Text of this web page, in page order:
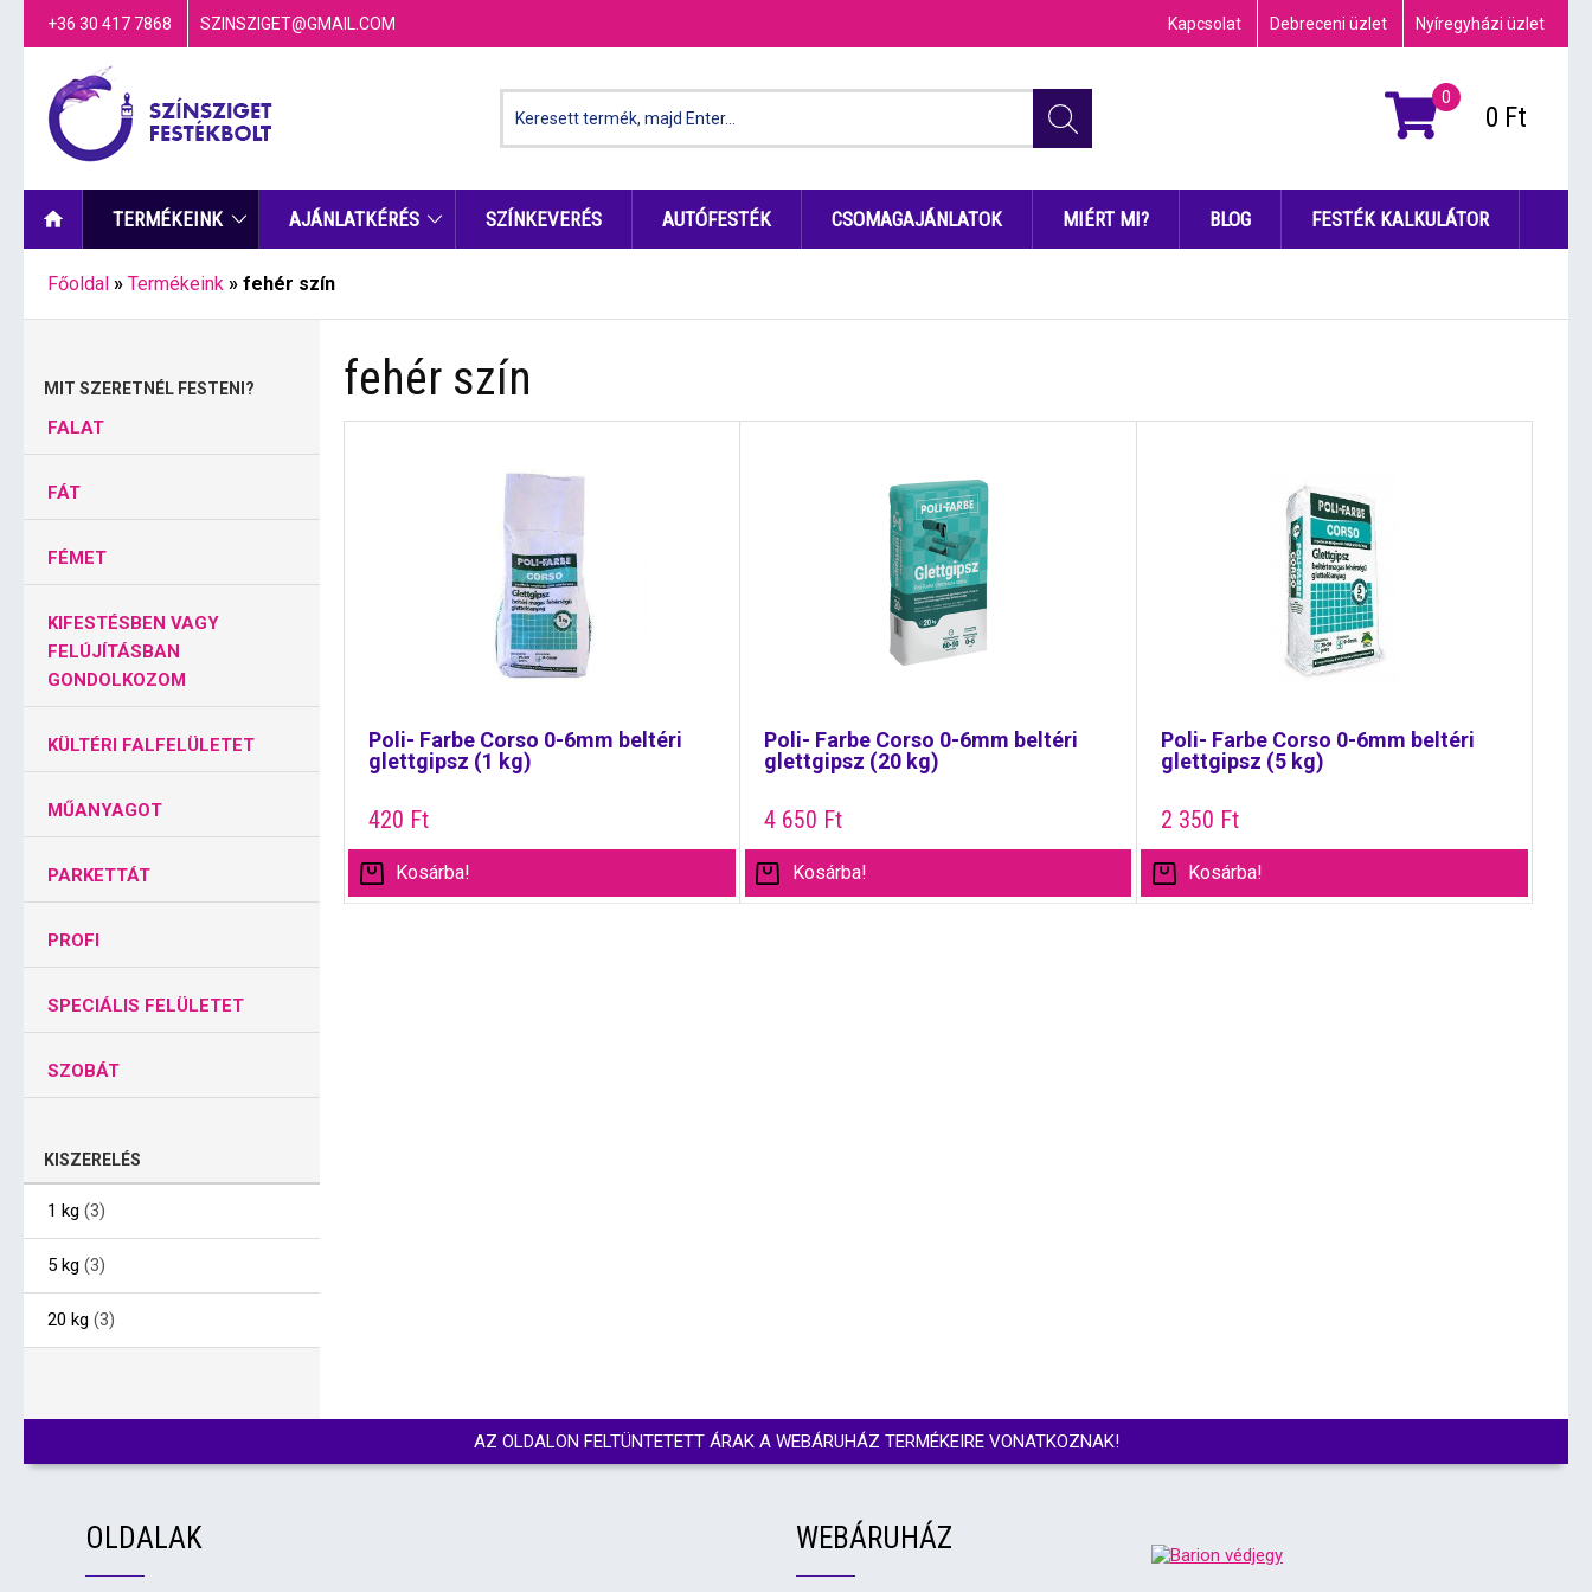
+36 30 417 7868 SZINSZIGET@GMAIL.COM Kapcsolat Debreceni üzlet Nyíregyházi üzlet
0
0 Ft
TERMÉKEINK AJÁNLATKÉRÉS SZÍNKEVERÉS AUTÓFESTÉK CSOMAGAJÁNLATOK MIÉRT MI? BLOG FESTÉK KALKULÁTOR
Főoldal » Termékeink » fehér szín
MIT SZERETNÉL FESTENI?
FALAT
FÁT
FÉMET
KIFESTÉSBEN VAGY
FELÚJÍTÁSBAN
GONDOLKOZOM
KÜLTÉRI FALFELÜLETET
MŰANYAGOT
PARKETTÁT
PROFI
SPECIÁLIS FELÜLETET
SZOBÁT
KISZERELÉS
1 kg (3)
5 kg (3)
20 kg (3)
fehér szín
Poli- Farbe Corso 0-6mm beltéri
glettgipsz (1 kg)
420 Ft
Kosárba!
Poli- Farbe Corso 0-6mm beltéri
glettgipsz (20 kg)
4 650 Ft
Kosárba!
Poli- Farbe Corso 0-6mm beltéri
glettgipsz (5 kg)
2 350 Ft
Kosárba!
AZ OLDALON FELTÜNTETETT ÁRAK A WEBÁRUHÁZ TERMÉKEIRE VONATKOZNAK!
OLDALAK WEBÁRUHÁZ